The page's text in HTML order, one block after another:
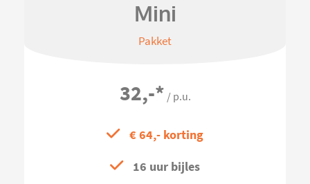
Mini
Pakket
32,-* / p.u.
€ 64,- korting
16 uur bijles